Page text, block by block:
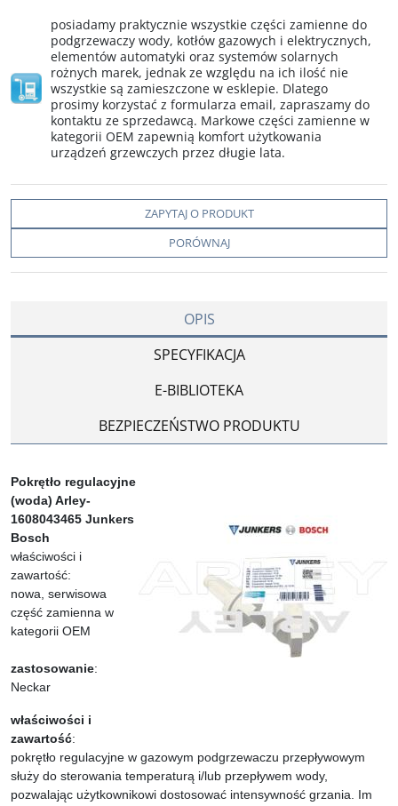
posiadamy praktycznie wszystkie części zamienne do
podgrzewaczy wody, kotłów gazowych i elektrycznych,
elementów automatyki oraz systemów solarnych
rożnych marek, jednak ze względu na ich ilość nie
wszystkie są zamieszczone w esklepie. Dlatego
prosimy korzystać z formularza email, zapraszamy do
kontaktu ze sprzedawcą. Markowe części zamienne w
kategorii OEM zapewnią komfort użytkowania
urządzeń grzewczych przez długie lata.
ZAPYTAJ O PRODUKT
PORÓWNAJ
OPIS
SPECYFIKACJA
E-BIBLIOTEKA
BEZPIECZEŃSTWO PRODUKTU
Pokrętło regulacyjne
(woda) Arley-
1608043465 Junkers
Bosch
właściwości i
zawartość:
nowa, serwisowa
część zamienna w
kategorii OEM
zastosowanie:
Neckar
właściwości i
zawartość:
pokrętło regulacyjne w gazowym podgrzewaczu przepływowym
służy do sterowania temperaturą i/lub przepływem wody,
pozwalając użytkownikowi dostosować intensywność grzania. Im